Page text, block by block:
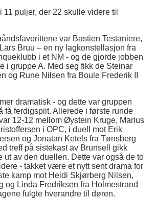
puljer, der 22 skulle videre til
var Bastien Testaniere,
Bruu – en ny lagkonstellasjon fra
i et NM - og de gjorde jobben
i gruppe A. Med seg fikk de Steinar
og Rune Nilsen fra Boule Frederik II
dramatisk - og dette var gruppen
få ferdigspilt. Allerede i første runde
12-12 mellom Øystein Kruge, Marius
i OPC, i duell mot Erik
og Jonatan Ketels fra Tønsberg
treff på sistekast av Brunsell gikk
ut av den duellen. Dette var også de to
- takket være et nytt sent drama for
kamp mot Heidi Skjørberg Nilsen,
og Linda Fredriksen fra Holmestrand
fulgte hverandre til døren.